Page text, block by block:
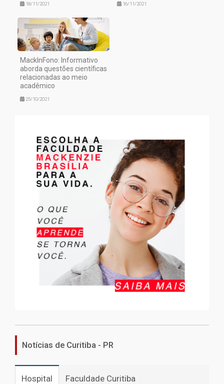
18/11/2021 16/11/2021
MackInFono: Informativo
aborda questões científicas
relacionadas ao meio
acadêmico
25/10/2021
Notícias de Curitiba - PR
Hospital Faculdade Curitiba